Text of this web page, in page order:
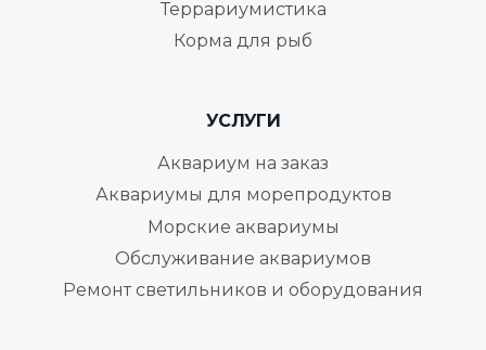
Террариумистика
Корма для рыб
УСЛУГИ
Аквариум на заказ
Аквариумы для морепродуктов
Морские аквариумы
Обслуживание аквариумов
Ремонт светильников и оборудования